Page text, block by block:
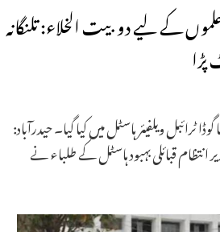
طالب علموں کے لیے دو بیت الخلاء: تلنگانہ
ٹرائبل ویلفیئر ہاسٹل میں کیا گیا۔ حیدرآباد:
قبائلی بہبود ہاسٹل کے طلباء نے